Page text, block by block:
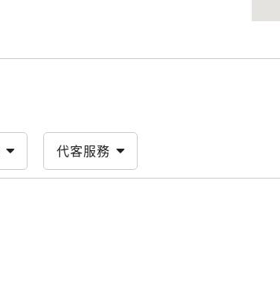
代客服務